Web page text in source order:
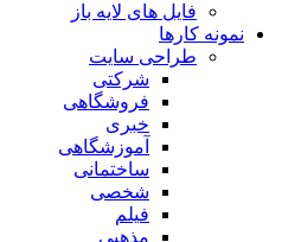
فایل های لایه باز
نمونه کارها
طراحی سایت
شرکتی
فروشگاهی
خبری
آموزشگاهی
ساختمانی
شخصی
فیلم
مذهبی